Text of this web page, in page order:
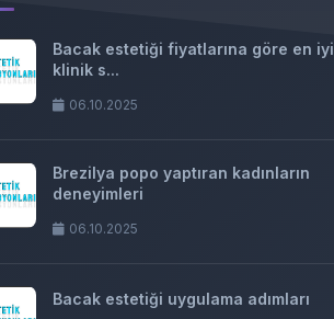
Bacak estetiği fiyatlarına göre en iyi
klinik s...
06.10.2025
Brezilya popo yaptıran kadınların
deneyimleri
06.10.2025
Bacak estetiği uygulama adımları